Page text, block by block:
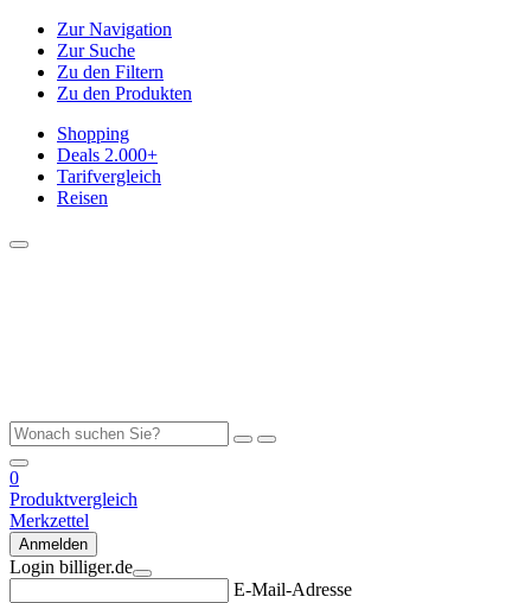
Zur Navigation
Zur Suche
Zu den Filtern
Zu den Produkten
Shopping
Deals 2.000+
Tarifvergleich
Reisen
0
Produktvergleich
Merkzettel
Anmelden
Login billiger.de
E-Mail-Adresse